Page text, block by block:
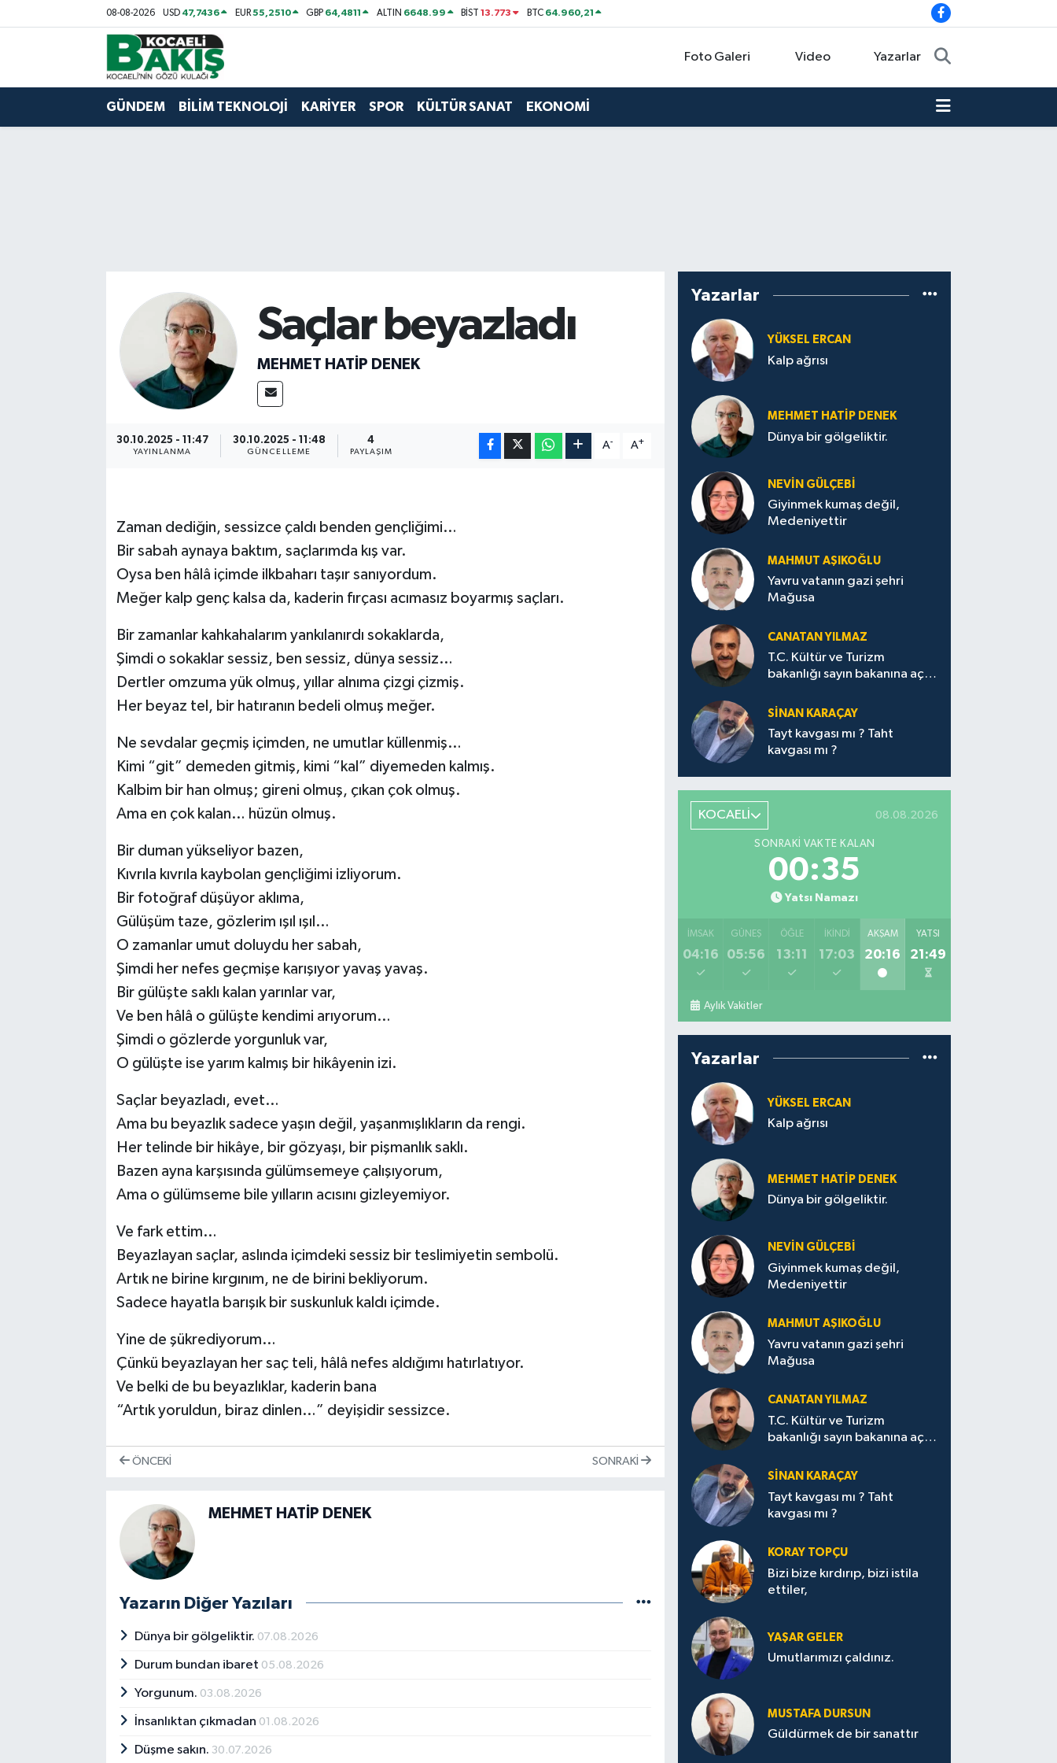
08-08-2026 USD 47,7436 EUR55,2510 GBP 64,4811 ALTIN 6648.99 BİST13.773 BTC 64.960,21
Foto Galeri Video Yazarlar
GÜNDEM BİLİM TEKNOLOJİ KARİYER SPOR KÜLTÜR SANAT EKONOMİ
Saçlar beyazladı
MEHMET HATİP DENEK
30.10.2025 - 11:47
YAYINLANMA
30.10.2025 - 11:48
GÜNCELLEME
4
PAYLAŞIM
A- A+
Zaman dediğin, sessizce çaldı benden gençliğimi…
Bir sabah aynaya baktım, saçlarımda kış var.
Oysa ben hâlâ içimde ilkbaharı taşır sanıyordum.
Meğer kalp genç kalsa da, kaderin fırçası acımasız boyarmış saçları.
Bir zamanlar kahkahalarım yankılanırdı sokaklarda,
Şimdi o sokaklar sessiz, ben sessiz, dünya sessiz…
Dertler omzuma yük olmuş, yıllar alnıma çizgi çizmiş.
Her beyaz tel, bir hatıranın bedeli olmuş meğer.
Ne sevdalar geçmiş içimden, ne umutlar küllenmiş…
Kimi “git” demeden gitmiş, kimi “kal” diyemeden kalmış.
Kalbim bir han olmuş; gireni olmuş, çıkan çok olmuş.
Ama en çok kalan… hüzün olmuş.
Bir duman yükseliyor bazen,
Kıvrıla kıvrıla kaybolan gençliğimi izliyorum.
Bir fotoğraf düşüyor aklıma,
Gülüşüm taze, gözlerim ışıl ışıl…
O zamanlar umut doluydu her sabah,
Şimdi her nefes geçmişe karışıyor yavaş yavaş.
Bir gülüşte saklı kalan yarınlar var,
Ve ben hâlâ o gülüşte kendimi arıyorum…
Şimdi o gözlerde yorgunluk var,
O gülüşte ise yarım kalmış bir hikâyenin izi.
Saçlar beyazladı, evet…
Ama bu beyazlık sadece yaşın değil, yaşanmışlıkların da rengi.
Her telinde bir hikâye, bir gözyaşı, bir pişmanlık saklı.
Bazen ayna karşısında gülümsemeye çalışıyorum,
Ama o gülümseme bile yılların acısını gizleyemiyor.
Ve fark ettim…
Beyazlayan saçlar, aslında içimdeki sessiz bir teslimiyetin sembolü.
Artık ne birine kırgınım, ne de birini bekliyorum.
Sadece hayatla barışık bir suskunluk kaldı içimde.
Yine de şükrediyorum…
Çünkü beyazlayan her saç teli, hâlâ nefes aldığımı hatırlatıyor.
Ve belki de bu beyazlıklar, kaderin bana
“Artık yoruldun, biraz dinlen…” deyişidir sessizce.
ÖNCEKI SONRAKI
MEHMET HATİP DENEK
Yazarın Diğer Yazıları
Dünya bir gölgeliktir. 07.08.2026
Durum bundan ibaret 05.08.2026
Yorgunum. 03.08.2026
İnsanlıktan çıkmadan 01.08.2026
Düşme sakın. 30.07.2026
Yazarlar
YÜKSEL ERCAN
Kalp ağrısı
MEHMET HATİP DENEK
Dünya bir gölgeliktir.
NEVİN GÜLÇEBİ
Giyinmek kumaş değil,
Medeniyettir
MAHMUT AŞIKOĞLU
Yavru vatanın gazi şehri
Mağusa
CANATAN YILMAZ
T.C. Kültür ve Turizm
bakanlığı sayın bakanına açık
SİNAN KARAÇAY
Tayt kavgası mı ? Taht
kavgası mı ?
KOCAELİ 08.08.2026
SONRAKI VAKTE KALAN
00:34
Yatsı Namazı
İMSAK
04:16
GÜNEŞ
05:56
ÖĞLE
13:11
İKINDI
17:03
AKŞAM
20:16
YATSI
21:49
Aylık Vakitler
Yazarlar
YÜKSEL ERCAN
Kalp ağrısı
MEHMET HATİP DENEK
Dünya bir gölgeliktir.
NEVİN GÜLÇEBİ
Giyinmek kumaş değil,
Medeniyettir
MAHMUT AŞIKOĞLU
Yavru vatanın gazi şehri
Mağusa
CANATAN YILMAZ
T.C. Kültür ve Turizm
bakanlığı sayın bakanına açık
SİNAN KARAÇAY
Tayt kavgası mı ? Taht
kavgası mı ?
KORAY TOPÇU
Bizi bize kırdırıp, bizi istila
ettiler,
YAŞAR GELER
Umutlarımızı çaldınız.
MUSTAFA DURSUN
Güldürmek de bir sanattır
Kocaeli Nöbetçi Eczaneler
Kocaeli Hava Durumu